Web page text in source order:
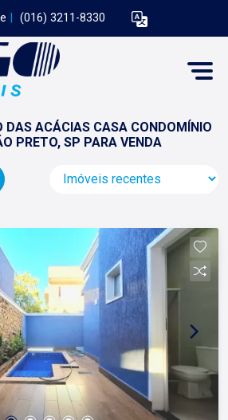
(016) 3211-8330
DAS ACÁCIAS CASA CONDOMÍNIO
PRETO, SP PARA VENDA